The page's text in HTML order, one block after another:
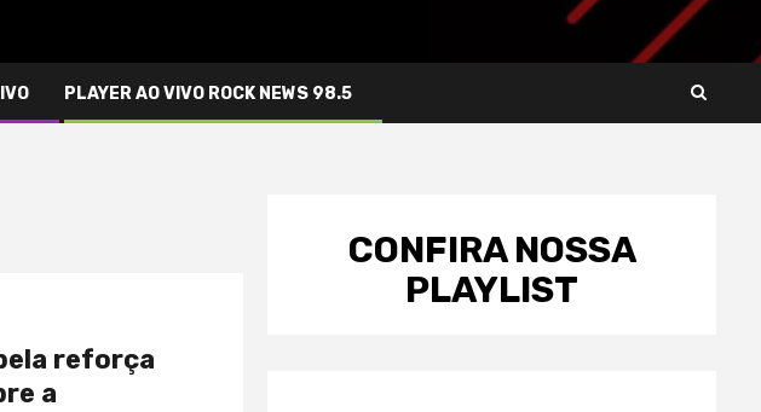
PLAYER AO VIVO ROCK NEWS 98.5
reforça
a
CONFIRA NOSSA
PLAYLIST